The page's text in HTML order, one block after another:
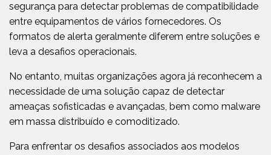
segurança para detectar problemas de compatibilidade
entre equipamentos de vários fornecedores. Os
formatos de alerta geralmente diferem entre soluções e
leva a desafios operacionais.
No entanto, muitas organizações agora já reconhecem a
necessidade de uma solução capaz de detectar
ameaças sofisticadas e avançadas, bem como malware
em massa distribuído e comoditizado.
Para enfrentar os desafios associados aos modelos